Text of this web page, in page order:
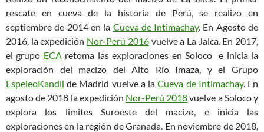
rescate en cueva de la historia de Perú, se realizo en
septiembre de 2014 en la Cueva de Intimachay. En Agosto de
2016, la expedición Nor-Perú 2016vuelve a La Jalca. En 2017,
el grupo ECAretoma las exploraciones en Soloco e inicia la
exploración del macizo del Alto Río Imaza, y el Grupo
EspeleoKandil de Madrid vuelve a laCueva de Intimachay. En
agosto de 2018 la expedición Nor-Perú 2018vuelve a Soloco y
explora los limites Suroeste del macizo, e inicia las
exploraciones en la región de Granada. En noviembre de 2018,